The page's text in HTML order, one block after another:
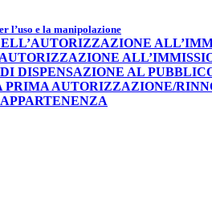
l’uso e la manipolazione
DISPENSAZIONE AL
PRIMA AUTORIZZAZIONE/